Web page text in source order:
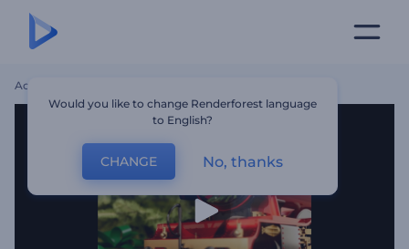
Accueil
Would you like to change Renderforest language
to English?
CHANGE No, thanks